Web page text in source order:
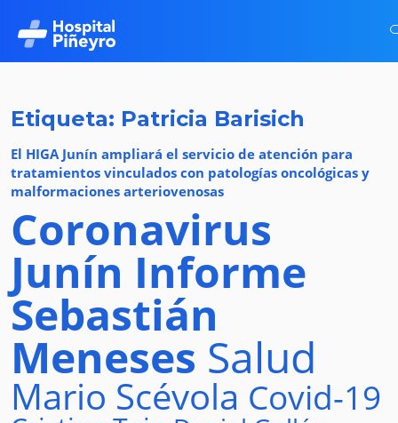
Etiqueta: Patricia Barisich
El HIGA Junín ampliará el servicio de atención para
tratamientos vinculados con patologías oncológicas y
malformaciones arteriovenosas
Coronavirus
Junín Informe
Sebastián
Meneses Salud
Mario Scévola Covid-19